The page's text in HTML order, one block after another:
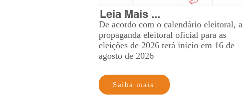
Leia Mais ...
De acordo com o calendário eleitoral, a
propaganda eleitoral oficial para as
eleições de 2026 terá início em 16 de
agosto de 2026
Saiba mais